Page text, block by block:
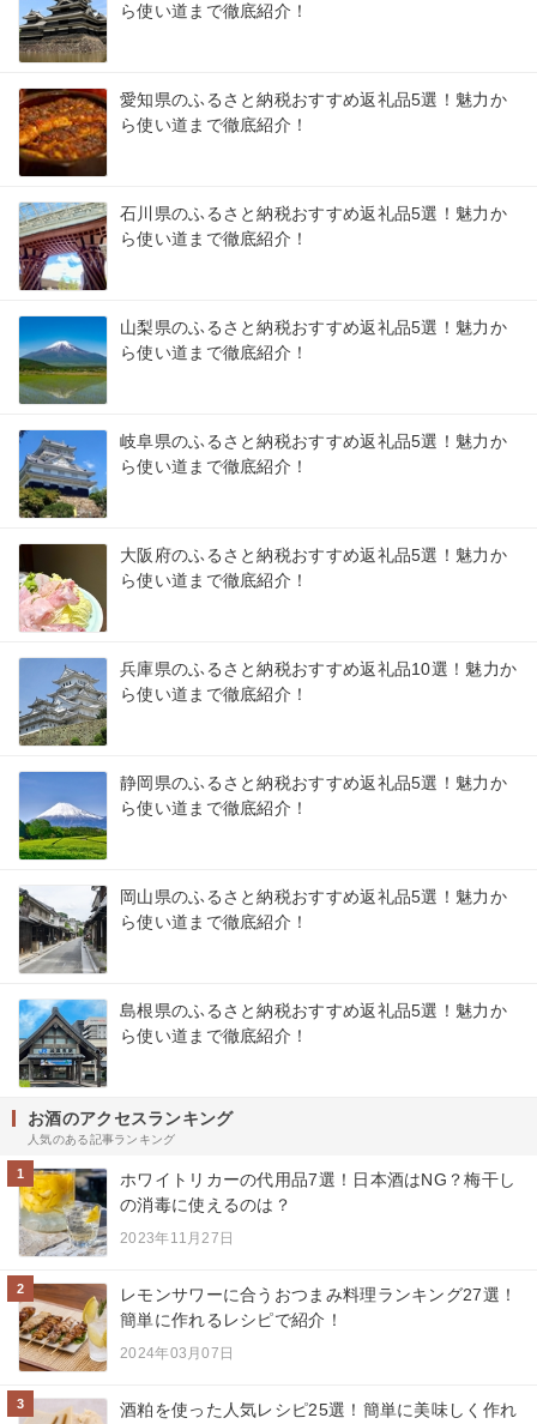
ら使い道まで徹底紹介！
愛知県のふるさと納税おすすめ返礼品5選！魅力か
ら使い道まで徹底紹介！
石川県のふるさと納税おすすめ返礼品5選！魅力か
ら使い道まで徹底紹介！
山梨県のふるさと納税おすすめ返礼品5選！魅力か
ら使い道まで徹底紹介！
岐阜県のふるさと納税おすすめ返礼品5選！魅力か
ら使い道まで徹底紹介！
大阪府のふるさと納税おすすめ返礼品5選！魅力か
ら使い道まで徹底紹介！
兵庫県のふるさと納税おすすめ返礼品10選！魅力か
ら使い道まで徹底紹介！
静岡県のふるさと納税おすすめ返礼品5選！魅力か
ら使い道まで徹底紹介！
岡山県のふるさと納税おすすめ返礼品5選！魅力か
ら使い道まで徹底紹介！
島根県のふるさと納税おすすめ返礼品5選！魅力か
ら使い道まで徹底紹介！
お酒のアクセスランキング
人気のある記事ランキング
1
ホワイトリカーの代用品7選！日本酒はNG？梅干し
の消毒に使えるのは？
2023年11月27日
2
レモンサワーに合うおつまみ料理ランキング27選！
簡単に作れるレシピで紹介！
2024年03月07日
3
酒粕を使った人気レシピ25選！簡単に美味しく作れ